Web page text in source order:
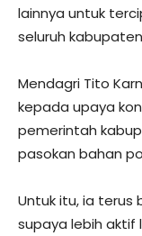
lainnya untuk
seluruh
Mendagri Tito
kepada upaya
pemerintah
pasokan bahan
Untuk itu, ia terus
supaya lebih aktif